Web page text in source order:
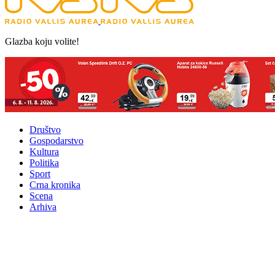
Glazba koju volite!
Društvo
Gospodarstvo
Kultura
Politika
Sport
Crna kronika
Scena
Arhiva